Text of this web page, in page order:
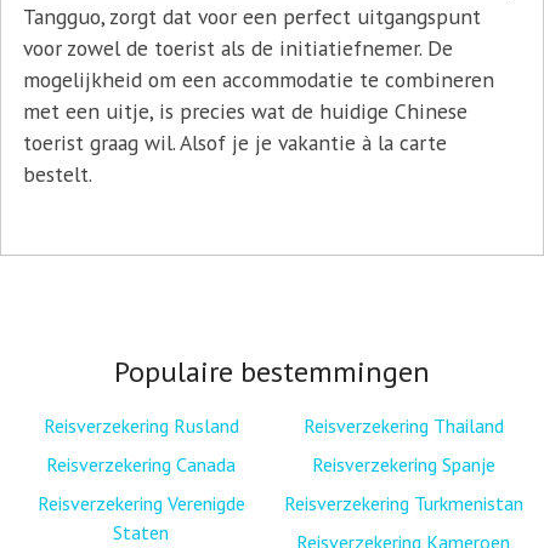
Tangguo, zorgt dat voor een perfect uitgangspunt
voor zowel de toerist als de initiatiefnemer. De
mogelijkheid om een accommodatie te combineren
met een uitje, is precies wat de huidige Chinese
toerist graag wil. Alsof je je vakantie à la carte
bestelt.
Populaire bestemmingen
Reisverzekering Rusland
Reisverzekering Canada
Reisverzekering Verenigde
Staten
Reisverzekering Thailand
Reisverzekering Spanje
Reisverzekering Turkmenistan
Reisverzekering Kameroen